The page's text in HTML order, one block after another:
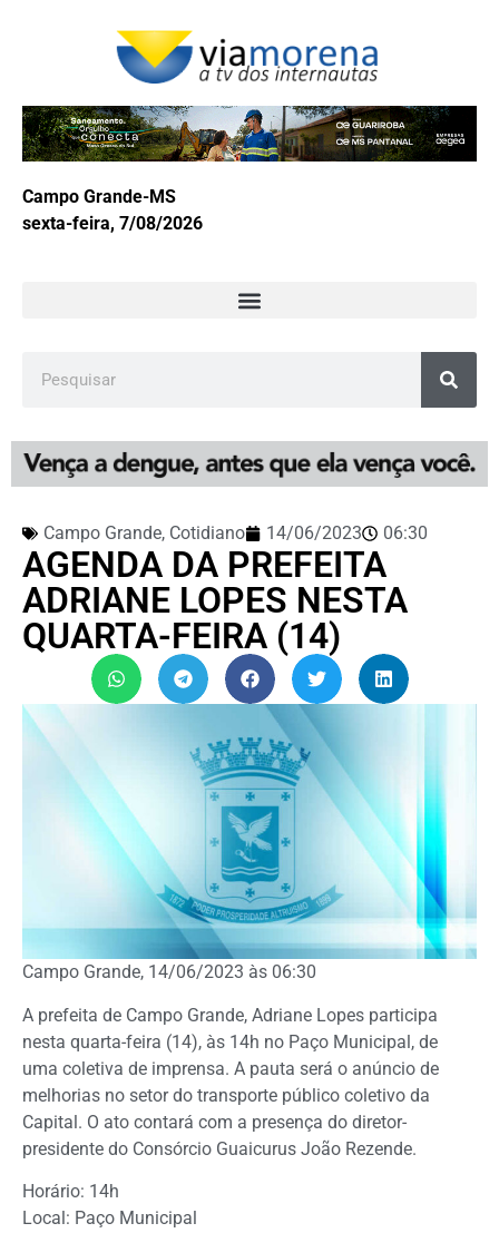
Campo Grande-MS
sexta-feira, 7/08/2026
Campo Grande, Cotidiano 14/06/2023 06:30
AGENDA DA PREFEITA
ADRIANE LOPES NESTA
QUARTA-FEIRA (14)
Campo Grande, 14/06/2023 às 06:30
A prefeita de Campo Grande, Adriane Lopes participa
nesta quarta-feira (14), às 14h no Paço Municipal, de
uma coletiva de imprensa. A pauta será o anúncio de
melhorias no setor do transporte público coletivo da
Capital. O ato contará com a presença do diretor-
presidente do Consórcio Guaicurus João Rezende.
Horário: 14h
Local: Paço Municipal